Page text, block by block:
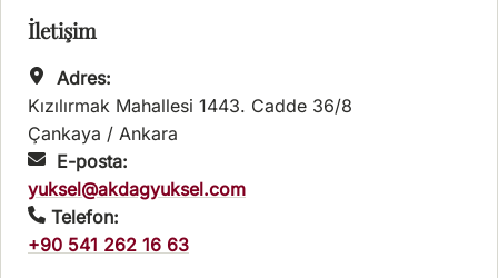
İletişim
Adres:
Kızılırmak Mahallesi 1443. Cadde 36/8
Çankaya / Ankara
E-posta:
yuksel@akdagyuksel.com
Telefon:
+90 541 262 16 63